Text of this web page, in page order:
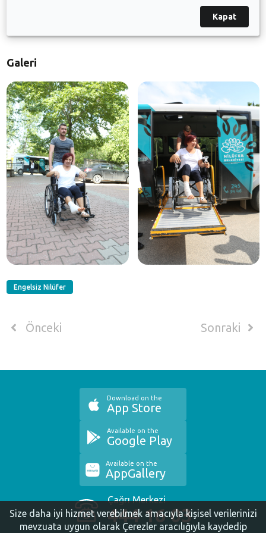
önlemek ve oylarını güvenli bir şekilde kullanmalarını
Galeri
Engelsiz Nilüfer
Önceki Sonraki
Çağrı Merkezi
444 16 03
Download on the
App Store
Available on the
Google Play
Available on the
AppGallery
Kapat
Size daha iyi hizmet verebilmek amacıyla kişisel verilerinizi
mevzuata uygun olarak Çerezler aracılığıyla kaydedip